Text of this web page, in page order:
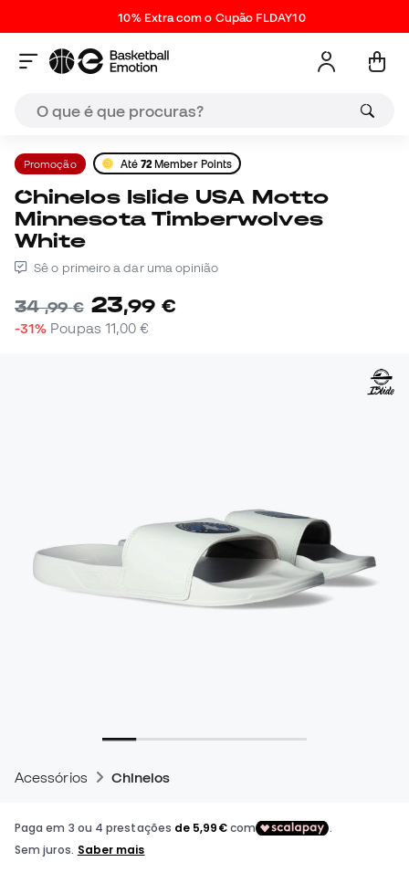
10% Extra com o Cupão FLDAY10
Promoção Até 72 Member Points
Chinelos Islide USA Motto
Minnesota Timberwolves
White
Sê o primeiro a dar uma opinião
34,99 € 23,99 €
-31% Poupas 11,00 €
Acessórios Chinelos